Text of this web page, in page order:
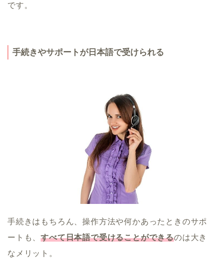
です。
手続きやサポートが日本語で受けられる
手続きはもちろん、操作方法や何かあったときのサポ
ートも、すべて日本語で受けることができるのは大き
なメリット。